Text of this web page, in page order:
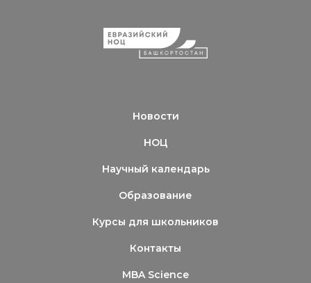
Новости
НОЦ
Научный календарь
Образование
Курсы для школьников
Контакты
MBA Science